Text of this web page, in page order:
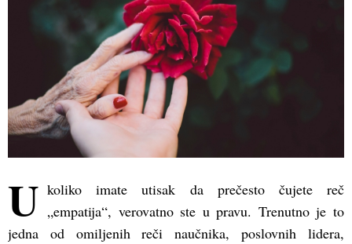
U koliko imate utisak da prečesto čujete reč
„empatija“, verovatno ste u pravu. Trenutno je to
jedna od omiljenih reči naučnika, poslovnih lidera,